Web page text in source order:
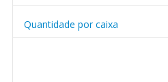
Quantidade por caixa